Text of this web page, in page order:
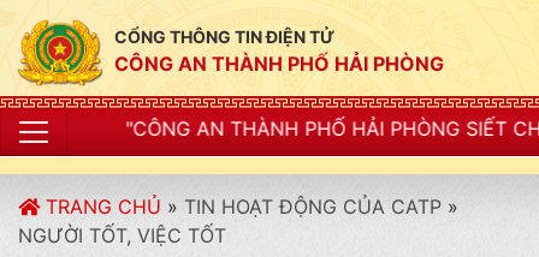
CỔNG THÔNG TIN ĐIỆN TỬ
CÔNG AN THÀNH PHỐ HẢI PHÒNG
AN THÀNH PHỐ HẢI PHÒNG SIẾT CHẶT KỶ LUẬT,
TRANG CHỦ » TIN HOẠT ĐỘNG CỦA CATP »
NGƯỜI TỐT, VIỆC TỐT